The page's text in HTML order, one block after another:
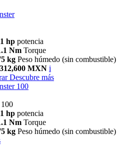
hp potencia
Nm Torque
kg Peso húmedo (sin combustible)
MXN i
Descubre más
100
hp potencia
Nm Torque
kg Peso húmedo (sin combustible)